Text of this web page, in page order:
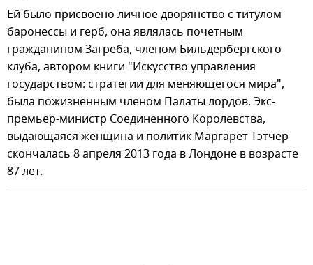
Ей было присвоено личное дворянство с титулом
баронессы и герб, она являлась почетным
гражданином Загреба, членом Бильдербергского
клуба, автором книги "Искусство управления
государством: стратегии для меняющегося мира",
была пожизненным членом Палаты лордов. Экс-
премьер-министр Соединенного Королевства,
выдающаяся женщина и политик Маргарет Тэтчер
скончалась 8 апреля 2013 года в Лондоне в возрасте
87 лет.